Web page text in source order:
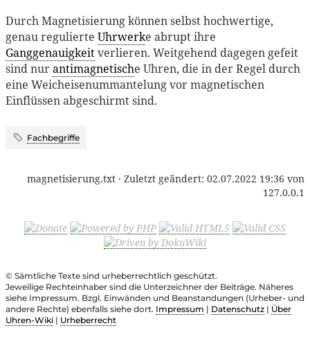
Durch Magnetisierung können selbst hochwertige,
genau regulierte Uhrwerke abrupt ihre
Ganggenauigkeitverlieren. Weitgehend dagegen gefeit
sind nurantimagnetische Uhren, die in der Regel durch
eine Weicheisenummantelung vor magnetischen
Einflüssen abgeschirmt sind.
Fachbegriffe
magnetisierung.txt · Zuletzt geändert: 02.07.2022 19:36 von
127.0.0.1
© Sämtliche Texte sind urheberrechtlich geschützt.
Jeweilige Rechteinhaber sind die Unterzeichner der Beiträge. Näheres
siehe Impressum. Bzgl. Einwänden und Beanstandungen (Urheber- und
andere Rechte) ebenfalls siehe dort. Impressum | Datenschutz | Über
Uhren-Wiki | Urheberrecht